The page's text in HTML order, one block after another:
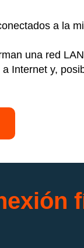
a la
una red
Internet y,